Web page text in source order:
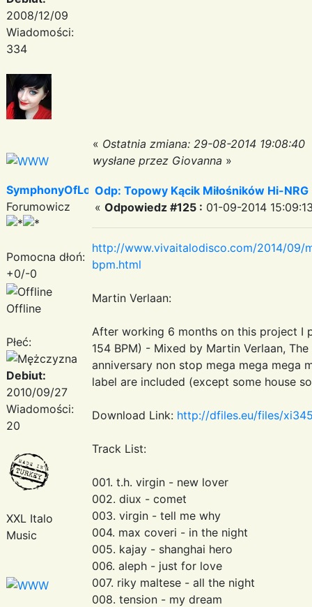
2008/12/09
Wiadomości:
334
« Ostatnia zmiana: 29-08-2014 19:08:40
wysłane przez Giovanna »
SymphonyOfLove
Forumowicz
Pomocna dłoń:
+0/-0
Offline
Płeć:
Debiut:
2010/09/27
Wiadomości:
20
XXL Italo
Music
Odp: Topowy Kącik Miłośników Hi-NRG
« Odpowiedz #125 : 01-09-2014
http://www.vivaitalodisco.com/2014/
bpm.html
Martin Verlaan:
After working 6 months on this project I
154 BPM) - Mixed by Martin Verlaan,
anniversary non stop mega mega mega
label are included (except some house
Download Link: http://dfiles.eu/files/
Track List:
001. t.h. virgin - new lover
002. diux - comet
003. virgin - tell me why
004. max coveri - in the night
005. kajay - shanghai hero
006. aleph - just for love
007. riky maltese - all the night
008. tension - my dream